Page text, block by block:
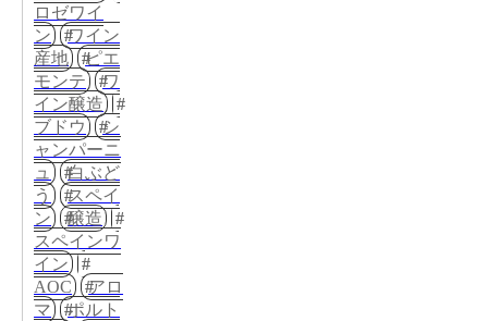
ロゼワイ
ン
ワイン
産地
ピエ
モンテ
ワ
イン醸造
ブドウ
シ
ャンパーニ
ュ
白ぶど
う
スペイ
ン
醸造
スペインワ
イン
AOC
アロ
マ
ポルト